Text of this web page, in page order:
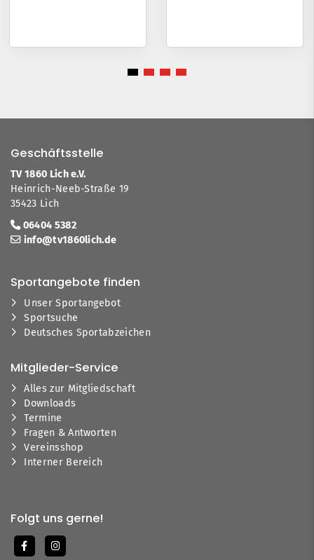
Geschäftsstelle
TV 1860 Lich e.V.
Heinrich-Neeb-Straße 19
35423 Lich
06404 5382
info@tv1860lich.de
Sportangebote finden
Unser Sportangebot
Sportsuche
Deutsches Sportabzeichen
Mitglieder-Service
Alles zur Mitgliedschaft
Downloads
Termine
Fragen & Antworten
Vereinsshop
Interner Bereich
Folgt uns gerne!